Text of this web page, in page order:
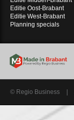
Editie Oost-Brabant
Editie West-Brabant
Planning specials
© Regio Business